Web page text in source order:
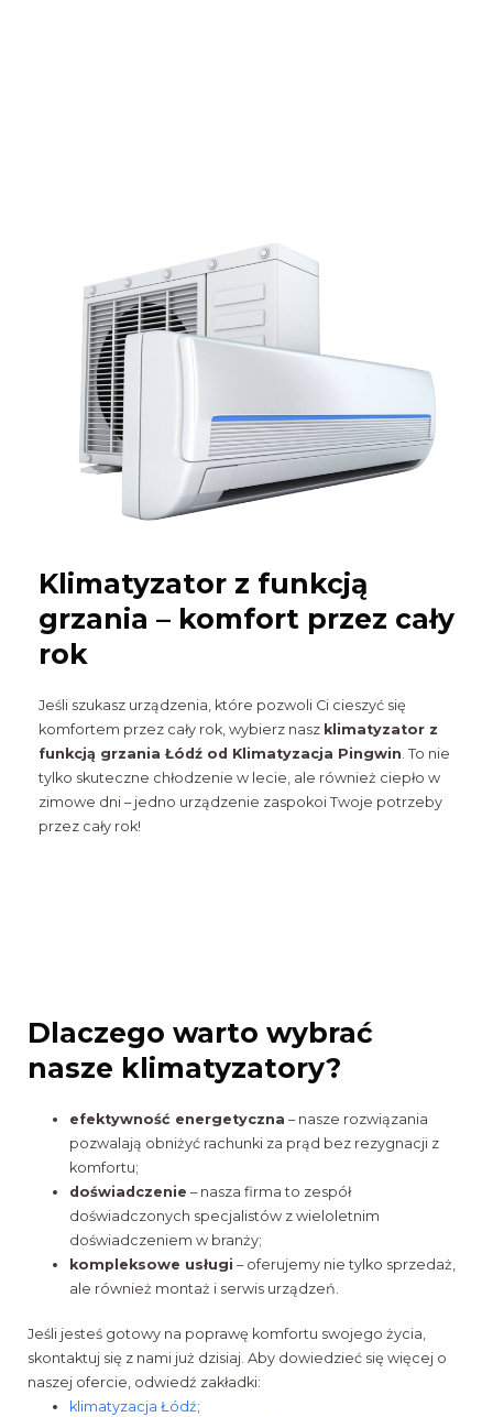
Klimatyzator z funkcją
grzania – komfort przez cały
rok
Jeśli szukasz urządzenia, które pozwoli Ci cieszyć się
komfortem przez cały rok, wybierz nasz klimatyzator z
funkcją grzania Łódź od Klimatyzacja Pingwin . To nie
tylko skuteczne chłodzenie w lecie, ale również ciepło w
zimowe dni – jedno urządzenie zaspokoi Twoje potrzeby
przez cały rok!
Dlaczego warto wybrać
nasze klimatyzatory?
efektywność energetyczna – nasze rozwiązania
pozwalają obniżyć rachunki za prąd bez rezygnacji z
komfortu;
doświadczenie – nasza firma to zespół
doświadczonych specjalistów z wieloletnim
doświadczeniem w branży;
kompleksowe usługi – oferujemy nie tylko sprzedaż,
ale również montaż i serwis urządzeń.
Jeśli jesteś gotowy na poprawę komfortu swojego życia,
skontaktuj się z nami już dzisiaj. Aby dowiedzieć się więcej o
naszej ofercie, odwiedź zakładki:
klimatyzacja Łódź;